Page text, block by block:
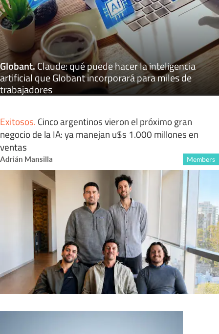
Globant.Claude: qué puede hacer la inteligencia
artificial que Globant incorporará para miles de
trabajadores
Exitosos. Cinco argentinos vieron el próximo gran
negocio de la IA: ya manejan u$s 1.000 millones en
ventas
Adrián Mansilla Members